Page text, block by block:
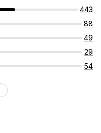
443
88
49
29
54